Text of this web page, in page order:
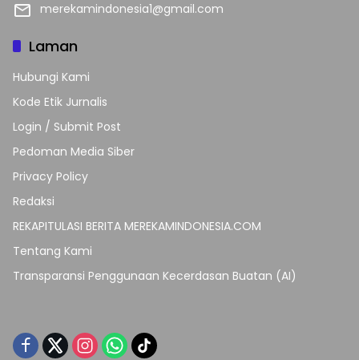
merekamindonesia1@gmail.com
Laman
Hubungi Kami
Kode Etik Jurnalis
Login / Submit Post
Pedoman Media Siber
Privacy Policy
Redaksi
REKAPITULASI BERITA MEREKAMINDONESIA.COM
Tentang Kami
Transparansi Penggunaan Kecerdasan Buatan (AI)